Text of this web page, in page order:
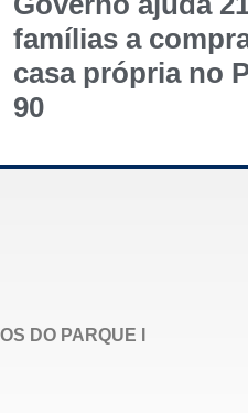
famílias a
casa própria no
90
DO PARQUE I